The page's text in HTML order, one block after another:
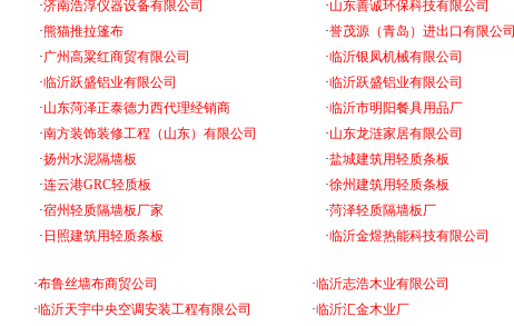
·济南浩淳仪器设备有限公司 ·山东善诚环保科技有限公司
·熊猫推拉篷布 ·誉茂源（青岛）进出口有限公司
·广州高粱红商贸有限公司 ·临沂银凤机械有限公司
·临沂跃盛铝业有限公司 ·临沂跃盛铝业有限公司
·山东菏泽正泰德力西代理经销商 ·临沂市明阳餐具用品厂
·南方装饰装修工程（山东）有限公司 ·山东龙涟家居有限公司
·扬州水泥隔墙板 ·盐城建筑用轻质条板
·连云港GRC轻质板 ·徐州建筑用轻质条板
·宿州轻质隔墙板厂家 ·菏泽轻质隔墙板厂
· 日照建筑用轻质条板 ·临沂金煜热能科技有限公司
·布鲁丝墙布商贸公司 ·临沂志浩木业有限公司
·临沂天宇中央空调安装工程有限公司 ·临沂汇金木业厂